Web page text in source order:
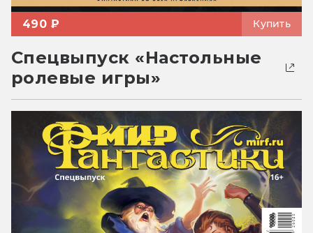
490 ₽ Купить
Спецвыпуск «Настольные
ролевые игры»